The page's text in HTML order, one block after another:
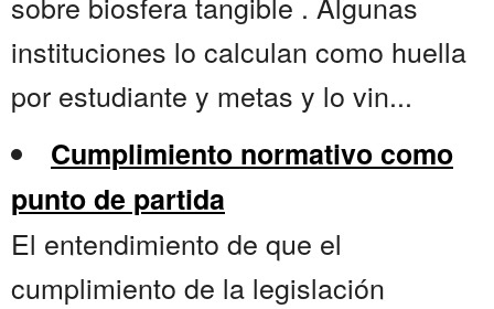
instituciones lo calculan como huella
por estudiante y metas y lo vin...
Cumplimiento normativo como
punto de partida
El entendimiento de que el
cumplimiento de la legislación